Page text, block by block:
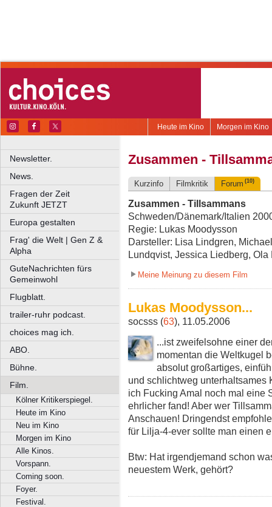
Morgen im Kino
Heute im Kino
Newsletter.
News.
Fragen der Zeit
Zukunft JETZT
Europa gestalten
Frag' die Welt | Gen Z &
Alpha
GuteNachrichten fürs
Gemeinwohl
Flugblatt.
trailer-ruhr podcast.
choices mag ich.
ABO.
Bühne.
Film.
Kölner Kritikerspiegel.
Heute im Kino
Neu im Kino
Morgen im Kino
Alle Kinos.
Vorspann.
Coming soon.
Foyer.
Festival.
Zusammen -
Kurzinfo Filmkritik Forum (10)
Zusammen - Tillsammans
Schweden/Dänemark/Italien
Regie: Lukas Moodysson
Darsteller: Lisa Lindgren,
Lundqvist, Jessica Liedberg,
Meine Meinung zu diesem Film
Lukas Moodysson...
socsss (63), 11.05.2006
...ist zweifelsohne einer
momentan die Weltkugel
absolut großartiges,
und schlichtweg
ich Fucking Amal noch mal eine
ehrlicher fand! Aber wer
Anschauen! Dringendst
für Lilja-4-ever sollte man einen
Btw: Hat irgendjemand schon
neuestem Werk, gehört?